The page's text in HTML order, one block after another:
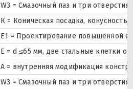
W3 = Смазочный паз и три
К = Коническая посадка, конусность
E1 = Проектирование повышенной
E = d ≤65 мм, две стальные клетки
A = внутренняя модификация
W3 = Смазочный паз и три